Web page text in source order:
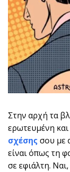
Στην αρχή τα
ερωτευμένη
σχέσης σου με
είναι όπως τη
σε εφιάλτη.